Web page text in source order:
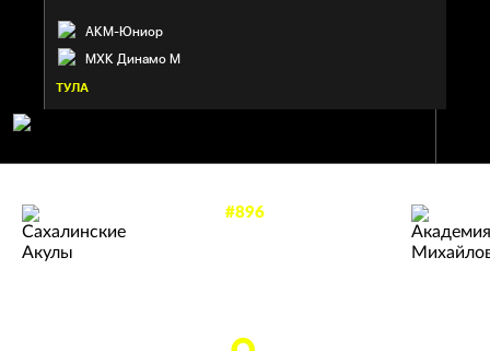
АКМ-Юниор
МХК Динамо М
ТУЛА
#896